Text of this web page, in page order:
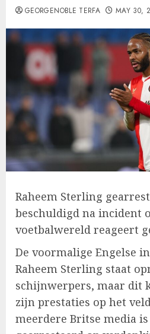
GEORGENOBLE TERFA MAY 30,
Raheem Sterling
beschuldigd na incident
voetbalwereld reageert
De voormalige Engelse
Raheem Sterling staat
schijnwerpers, maar dit
zijn prestaties op het
meerdere Britse media